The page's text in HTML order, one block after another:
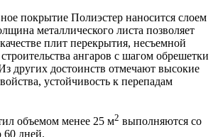
покрытие Полиэстер наносится слоем
металлического листа позволяет
плит перекрытия, несъемной
ангаров с шагом обрешетки
других достоинств отмечают высокие
устойчивость к перепадам
объемом менее 25 м2 выполняются со
60 дней.